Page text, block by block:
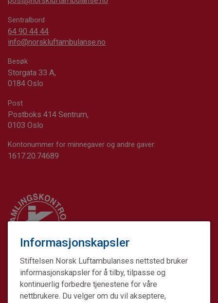
Informasjonskapsler
Stiftelsen Norsk Luftambulanses nettsted bruker
informasjonskapsler for å tilby, tilpasse og
kontinuerlig forbedre tjenestene for våre
nettbrukere. Du velger om du vil akseptere,
Sentralbord
64 90 44 44
info@norskluftambulanse.no
Besøk
Storgata 33 A,
0184 Oslo
Post
Postboks 414 Sentrum,
0103 Oslo
Kontonummer for minnegaver og andre gaver:
1617.20.74689